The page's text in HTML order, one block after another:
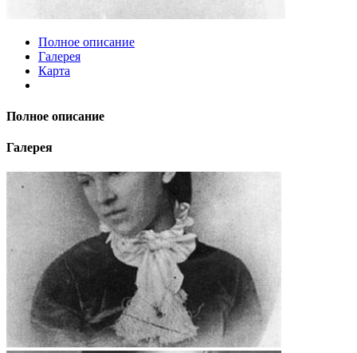
Полное описание
Галерея
Карта
Полное описание
Галерея